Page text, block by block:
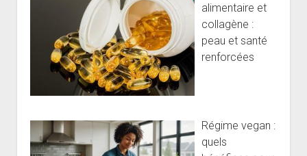
alimentaire et
collagène :
peau et santé
renforcées
Régime vegan :
quels